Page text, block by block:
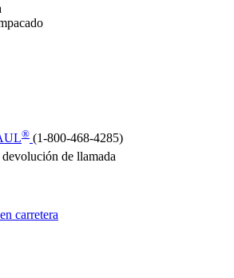
® (1-800-468-4285)
de llamada
carretera